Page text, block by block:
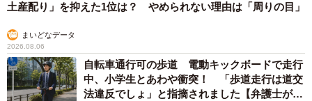
土産配り」を抑えた1位は？ やめられない理由は「周りの目」
まいどなデータ
2026.08.06
自転車通行可の歩道 電動キックボードで走行
中、小学生とあわや衝突！ 「歩道走行は道交
法違反でしょ」と指摘されました【弁護士が解